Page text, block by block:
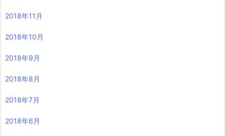
2018年11月
2018年10月
2018年9月
2018年8月
2018年7月
2018年6月